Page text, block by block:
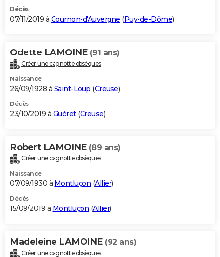
Décès
07/11/2019 à Cournon-d'Auvergne (Puy-de-Dôme)
Odette LAMOINE (91 ans)
Créer une cagnotte obsèques
Naissance
26/09/1928 à Saint-Loup (Creuse)
Décès
23/10/2019 à Guéret(Creuse)
Robert LAMOINE (89 ans)
Créer une cagnotte obsèques
Naissance
07/09/1930 à Montluçon (Allier)
Décès
15/09/2019 à Montluçon (Allier)
Madeleine LAMOINE (92 ans)
Créer une cagnotte obsèques